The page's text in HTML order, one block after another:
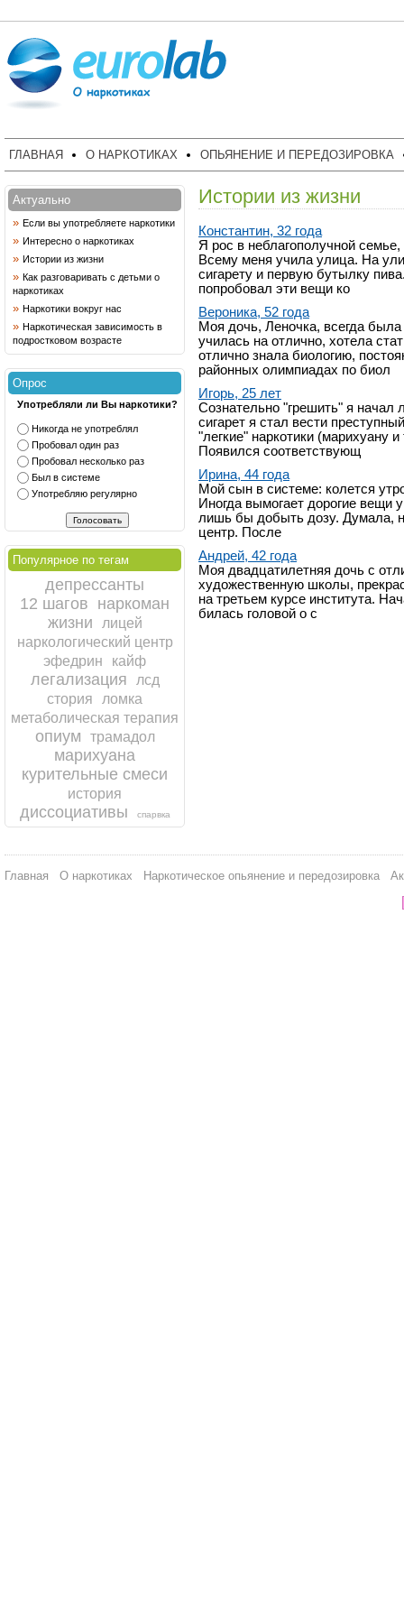
ГЛАВНАЯ О НАРКОТИКАХ ОПЬЯНЕНИЕ И ПЕРЕДОЗИРОВКА
Актуально
» Если вы употребляете наркотики
» Интересно о наркотиках
» Истории из жизни
» Как разговаривать с детьми о
наркотиках
» Наркотики вокруг нас
» Наркотическая зависимость в
подростковом возрасте
Опрос
Употребляли ли Вы наркотики?
Никогда не употреблял
Пробовал один раз
Пробовал несколько раз
Был в системе
Употребляю регулярно
Популярное по тегам
депрессанты
12 шагов наркоман
жизни
лицей
наркологический центр
эфедрин
кайф
легализация
лсд
стория
ломка
метаболическая терапия
опиум трамадол
марихуана
курительные смеси
история
диссоциативы спарвка
Истории из жизни
Константин, 32 года
Я рос в неблагополучной
Всему меня учила улица. На
сигарету и первую бутылку
попробовал эти вещи ко
Вероника, 52 года
Моя дочь, Леночка, всегда
училась на отлично, хотела
отлично знала биологию,
районных олимпиадах по биол
Игорь, 25 лет
Сознательно "грешить" я начал
сигарет я стал вести
"легкие" наркотики (марихуану
Появился соответствующ
Ирина, 44 года
Мой сын в системе: колется
Иногда вымогает дорогие вещи
лишь бы добыть дозу. Думала,
центр. После
Андрей, 42 года
Моя двадцатилетняя дочь с
художественную школы,
на третьем курсе института.
билась головой о с
Главная О наркотиках Наркотическое опьянение и передозировка